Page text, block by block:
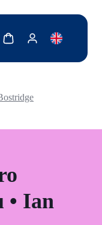
for reader
Zobrazit košíkZobrazit můj účet
• Ian